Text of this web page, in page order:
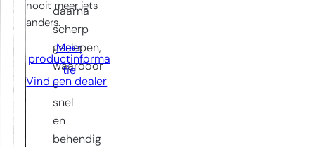
nooit meer iets
anders.
Meer
productinforma
tie
Vind een dealer
daarna
scherp
geslepen,
waardoor
u
snel
en
behendig